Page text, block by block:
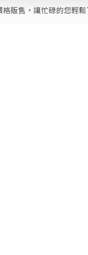
販售，讓忙碌的您輕
可靠、快速寄送、貼